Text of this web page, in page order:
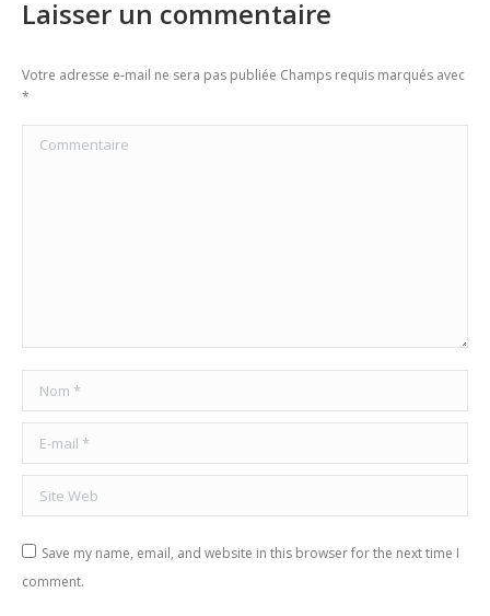
Laisser un commentaire
Votre adresse e-mail ne sera pas publiée Champs requis marqués avec
*
Commentaire
Nom *
E-mail *
Site Web
Save my name, email, and website in this browser for the next time I
comment.